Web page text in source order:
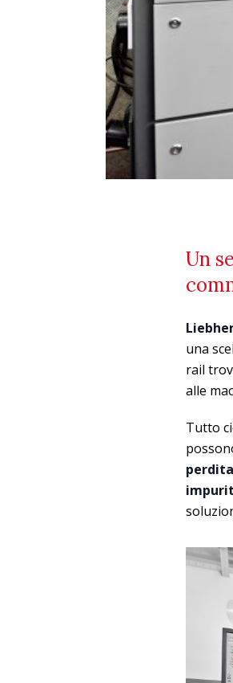
Un
una
rail
alle
Tutto